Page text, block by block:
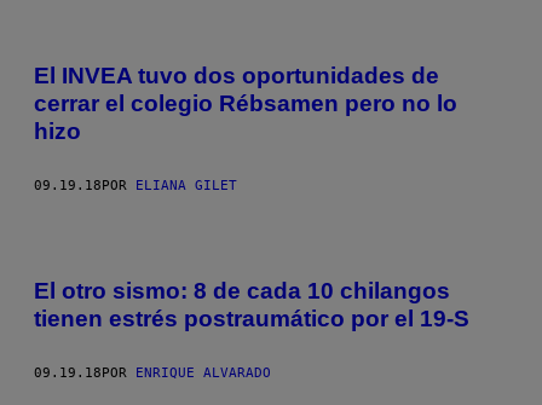
El INVEA tuvo dos oportunidades de
cerrar el colegio Rébsamen pero no lo
hizo
09.19.18POR ELIANA GILET
El otro sismo: 8 de cada 10 chilangos
tienen estrés postraumático por el 19-S
09.19.18POR ENRIQUE ALVARADO